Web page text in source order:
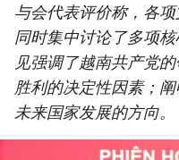
社会
环保
文化
体育
与会代表评价称，各
同时集中讨论了多项
见强调了越南共产党
胜利的决定性因素；
未来国家发展的方向。